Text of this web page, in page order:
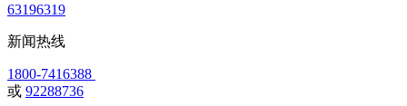
63196319
新闻热线
1800-7416388
或 92288736